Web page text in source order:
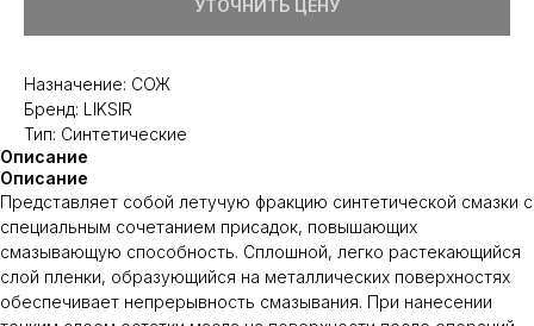
УТОЧНИТЬ ЦЕНУ
Назначение: СОЖ
Бренд: LIKSIR
Тип: Синтетические
Описание
Описание
Представляет собой летучую фракцию синтетической смазки с
специальным сочетанием присадок, повышающих
смазывающую способность. Сплошной, легко растекающийся
слой пленки, образующийся на металлических поверхностях
обеспечивает непрерывность смазывания. При нанесении